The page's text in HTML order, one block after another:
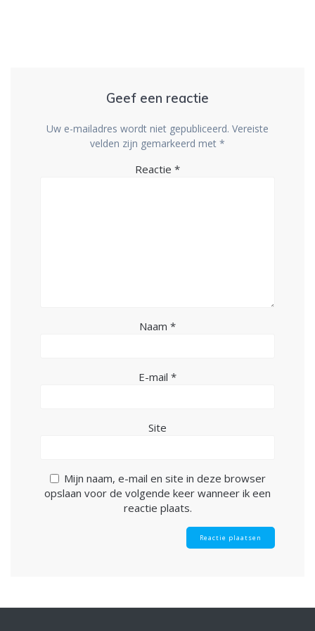
Geef een reactie
Uw e-mailadres wordt niet gepubliceerd. Vereiste
velden zijn gemarkeerd met *
Reactie *
Naam *
E-mail *
Site
Mijn naam, e-mail en site in deze browser
opslaan voor de volgende keer wanneer ik een
reactie plaats.